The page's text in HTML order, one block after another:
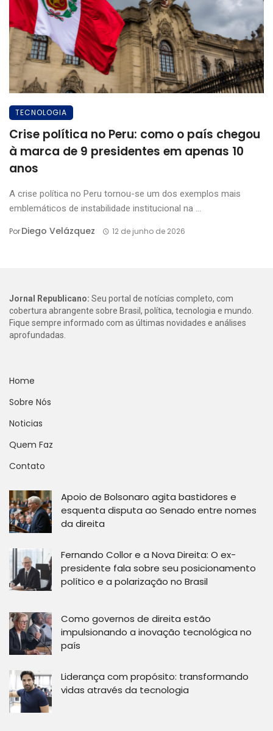
TECNOLOGIA
Crise política no Peru: como o país chegou
à marca de 9 presidentes em apenas 10
anos
A crise política no Peru tornou-se um dos exemplos mais
emblemáticos de instabilidade institucional na ...
PorDiego Velázquez 12 de junho de 2026
Jornal Republicano: Seu portal de notícias completo, com
cobertura abrangente sobre Brasil, política, tecnologia e mundo.
Fique sempre informado com as últimas novidades e análises
aprofundadas.
Home
Sobre Nós
Noticias
Quem Faz
Contato
Apoio de Bolsonaro agita bastidores e
esquenta disputa ao Senado entre nomes
da direita
Fernando Collor e a Nova Direita: O ex-
presidente fala sobre seu posicionamento
político e a polarização no Brasil
Como governos de direita estão
impulsionando a inovação tecnológica no
país
Liderança com propósito: transformando
vidas através da tecnologia